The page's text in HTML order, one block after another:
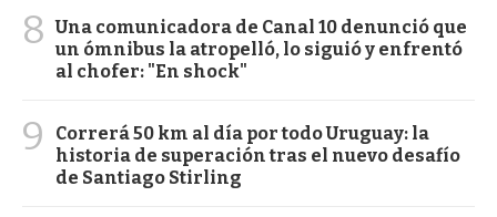
8 Una comunicadora de Canal 10 denunció que
un ómnibus la atropelló, lo siguió y enfrentó
al chofer: "En shock"
9
Correrá 50 km al día por todo Uruguay: la
historia de superación tras el nuevo desafío
de Santiago Stirling